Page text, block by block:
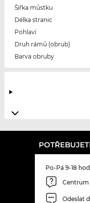
Šířka můstku
Délka stranic
Pohlaví
Druh rámů (obrub)
Barva obruby
Po-Pá 9-18
Centrum
Odeslat